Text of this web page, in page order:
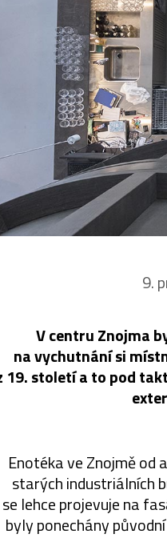
9.
V centru Znojma
na vychutnání si
19. století a to pod
Enotéka ve Znojmě od
starých industriálních
se lehce projevuje na
byly ponechány